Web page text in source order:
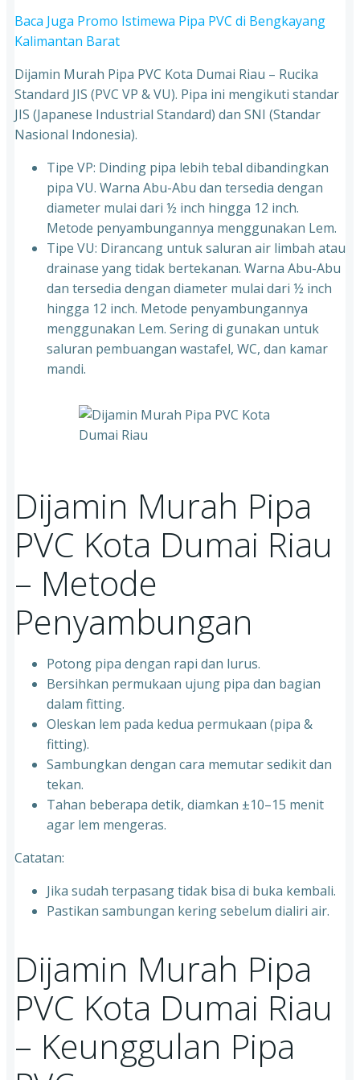
Baca Juga Promo Istimewa Pipa PVC di Bengkayang
Kalimantan Barat
Dijamin Murah Pipa PVC Kota Dumai Riau – Rucika
Standard JIS (PVC VP & VU). Pipa ini mengikuti standar
JIS (Japanese Industrial Standard) dan SNI (Standar
Nasional Indonesia).
Tipe VP: Dinding pipa lebih tebal dibandingkan
pipa VU. Warna Abu-Abu dan tersedia dengan
diameter mulai dari ½ inch hingga 12 inch.
Metode penyambungannya menggunakan Lem.
Tipe VU: Dirancang untuk saluran air limbah atau
drainase yang tidak bertekanan. Warna Abu-Abu
dan tersedia dengan diameter mulai dari ½ inch
hingga 12 inch. Metode penyambungannya
menggunakan Lem. Sering di gunakan untuk
saluran pembuangan wastafel, WC, dan kamar
mandi.
Dijamin Murah Pipa
PVC Kota Dumai Riau
– Metode
Penyambungan
Potong pipa dengan rapi dan lurus.
Bersihkan permukaan ujung pipa dan bagian
dalam fitting.
Oleskan lem pada kedua permukaan (pipa &
fitting).
Sambungkan dengan cara memutar sedikit dan
tekan.
Tahan beberapa detik, diamkan ±10–15 menit
agar lem mengeras.
Catatan:
Jika sudah terpasang tidak bisa di buka kembali.
Pastikan sambungan kering sebelum dialiri air.
Dijamin Murah Pipa
PVC Kota Dumai Riau
– Keunggulan Pipa